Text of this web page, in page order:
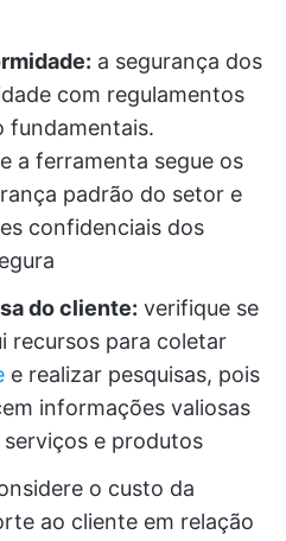
a segurança dos
com regulamentos
fundamentais.
a ferramenta segue os
padrão do setor e
confidenciais dos
do cliente: verifique se
recursos para coletar
e realizar pesquisas, pois
informações valiosas
e produtos
o custo da
ao cliente em relação